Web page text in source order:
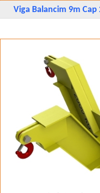
Viga Balancim 9m